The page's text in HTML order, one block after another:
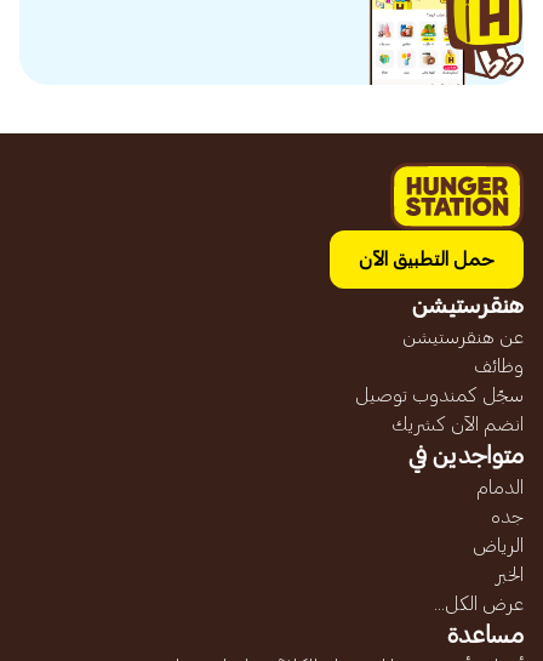
حمل التطبيق الآن
هنقرستيشن
عن هنقرستيشن
وظائف
سجّل كمندوب توصيل
انضم الآن كشريك
متواجدين في
الدمام
جده
الرياض
الخبر
عرض الكل...
مساعدة